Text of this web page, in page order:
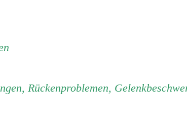
Rückenproblemen,